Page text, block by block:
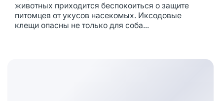
животных приходится беспокоиться о защите
питомцев от укусов насекомых. Иксодовые
клещи опасны не только для соба...